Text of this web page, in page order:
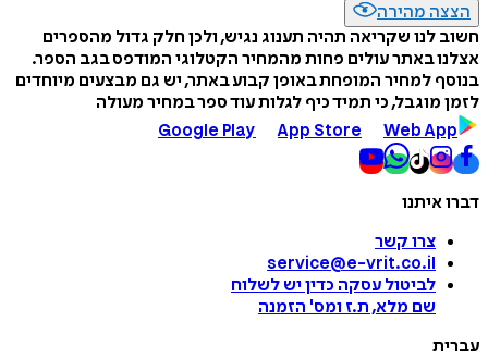
הצצה מהירה
חשוב לנו שקריאה תהיה תענוג נגיש, ולכן חלק גדול מהספרים
אצלנו באתר עולים פחות מהמחיר הקטלוגי המודפס בגב הספר.
בנוסף למחיר המופחת באופן קבוע באתר, יש גם מבצעים מיוחדים
לזמן מוגבל, כי תמיד כיף לגלות עוד ספר במחיר מעולה
Google Play
App Store Web App
דברו איתנו
צרו קשר
service@e-vrit.co.il
לביטול עסקה כדין יש לשלוח
שם מלא, ת.ז ומס' הזמנה
עברית